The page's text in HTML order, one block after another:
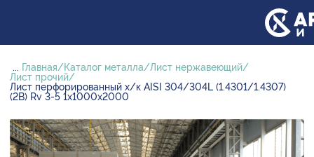
... Главная Каталог металла
Лист нержавеющий
Лист прочий
Лист перфорированный х/к AISI 304/304L (1.4301/1.4307)
(2B) Rv 3-5 1х1000х2000